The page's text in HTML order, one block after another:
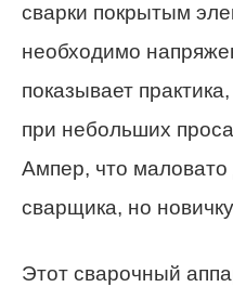
сварки покрытым
необходимо
показывает
при небольших
Ампер, что маловато
сварщика, но
Этот сварочный